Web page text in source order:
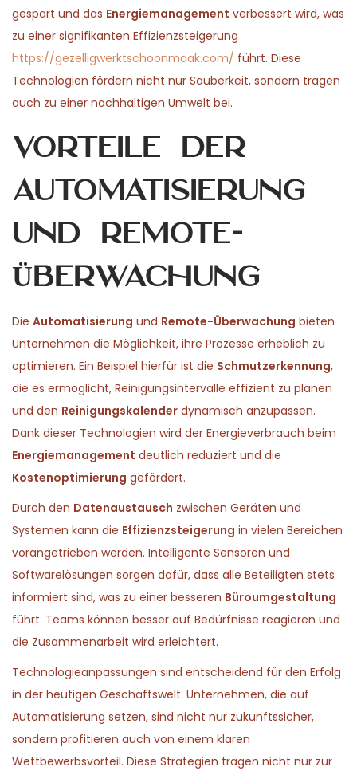
gespart und das Energiemanagement verbessert wird, was
zu einer signifikanten Effizienzsteigerung
https://gezelligwerktschoonmaak.com/ führt. Diese
Technologien fördern nicht nur Sauberkeit, sondern tragen
auch zu einer nachhaltigen Umwelt bei.
Vorteile der
Automatisierung
und Remote-
Überwachung
Die Automatisierung und Remote-Überwachung bieten
Unternehmen die Möglichkeit, ihre Prozesse erheblich zu
optimieren. Ein Beispiel hierfür ist die Schmutzerkennung,
die es ermöglicht, Reinigungsintervalle effizient zu planen
und den Reinigungskalender dynamisch anzupassen.
Dank dieser Technologien wird der Energieverbrauch beim
Energiemanagement deutlich reduziert und die
Kostenoptimierung gefördert.
Durch den Datenaustausch zwischen Geräten und
Systemen kann die Effizienzsteigerung in vielen Bereichen
vorangetrieben werden. Intelligente Sensoren und
Softwarelösungen sorgen dafür, dass alle Beteiligten stets
informiert sind, was zu einer besseren Büroumgestaltung
führt. Teams können besser auf Bedürfnisse reagieren und
die Zusammenarbeit wird erleichtert.
Technologieanpassungen sind entscheidend für den Erfolg
in der heutigen Geschäftswelt. Unternehmen, die auf
Automatisierung setzen, sind nicht nur zukunftssicher,
sondern profitieren auch von einem klaren
Wettbewerbsvorteil. Diese Strategien tragen nicht nur zur